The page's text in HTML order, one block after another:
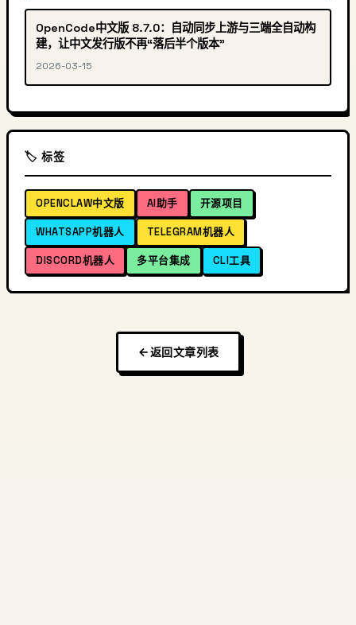
OpenCode中文版 8.7.0：自动同步上游与三端全自动构
建，让中文发行版不再“落后半个版本”
2026-03-15
🏷️ 标签
OPENCLAW中文版 AI助手 开源项目
WHATSAPP机器人 TELEGRAM机器人
DISCORD机器人 多平台集成 CLI工具
返回文章列表